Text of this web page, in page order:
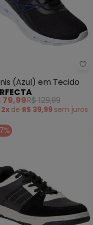
- Tênis Esporte Preto
(Azul) em Tecido
79,99R$ 129,99
2x de R$ 39,99 sem juros